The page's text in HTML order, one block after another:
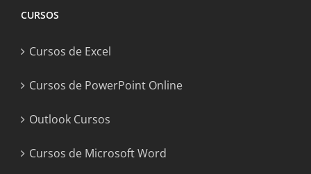
CURSOS
Cursos de Excel
Cursos de PowerPoint Online
Outlook Cursos
Cursos de Microsoft Word